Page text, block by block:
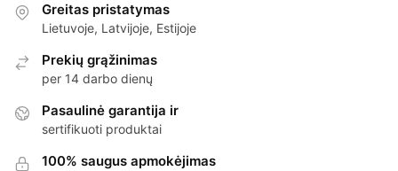
Greitas pristatymas
Lietuvoje, Latvijoje, Estijoje
Prekių grąžinimas
per 14 darbo dienų
Pasaulinė garantija ir
sertifikuoti produktai
100% saugus apmokėjimas